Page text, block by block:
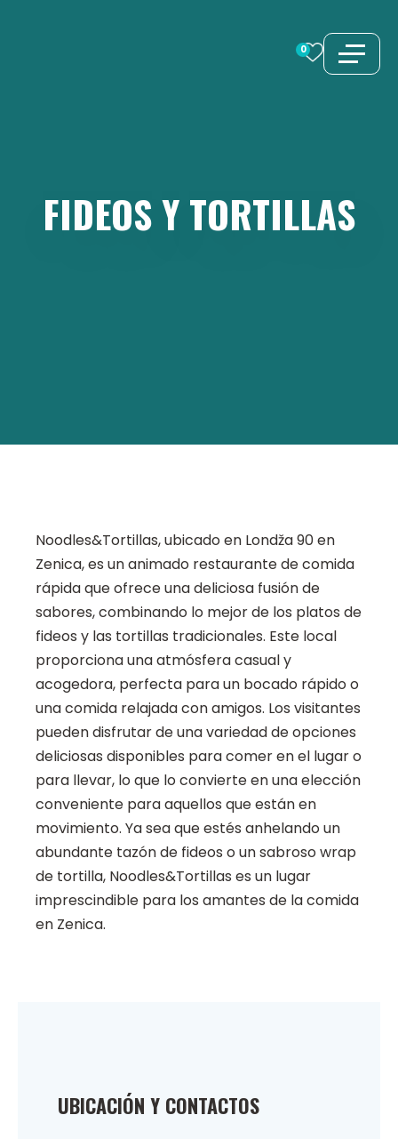
0
FIDEOSYTORTILLAS
Noodles&Tortillas, ubicado en Londža 90 en
Zenica, es un animado restaurante de comida
rápida que ofrece una deliciosa fusión de
sabores, combinando lo mejor de los platos de
fideos y las tortillas tradicionales. Este local
proporciona una atmósfera casual y
acogedora, perfecta para un bocado rápido o
una comida relajada con amigos. Los visitantes
pueden disfrutar de una variedad de opciones
deliciosas disponibles para comer en el lugar o
para llevar, lo que lo convierte en una elección
conveniente para aquellos que están en
movimiento. Ya sea que estés anhelando un
abundante tazón de fideos o un sabroso wrap
de tortilla, Noodles&Tortillas es un lugar
imprescindible para los amantes de la comida
en Zenica.
UBICACIÓN Y CONTACTOS